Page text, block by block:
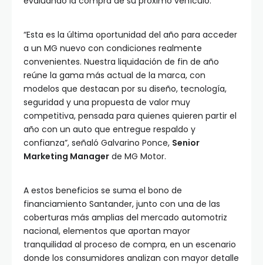
“Esta es la última oportunidad del año para acceder
a un MG nuevo con condiciones realmente
convenientes. Nuestra liquidación de fin de año
reúne la gama más actual de la marca, con
modelos que destacan por su diseño, tecnología,
seguridad y una propuesta de valor muy
competitiva, pensada para quienes quieren partir el
año con un auto que entregue respaldo y
confianza”, señaló Galvarino Ponce, Senior
Marketing Manager de MG Motor.
A estos beneficios se suma el bono de
financiamiento Santander, junto con una de las
coberturas más amplias del mercado automotriz
nacional, elementos que aportan mayor
tranquilidad al proceso de compra, en un escenario
donde los consumidores analizan con mayor detalle